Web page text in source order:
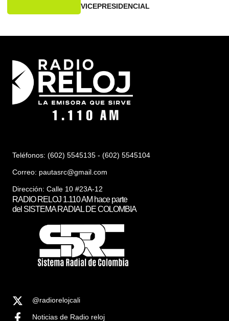
VICEPRESIDENCIAL
Teléfonos: (602) 5545135 - (602) 5545104
Correo: pautasrc@gmail.com
Dirección: Calle 10 #23A-12
RADIO RELOJ 1.110 AM hace parte
del SISTEMA RADIAL DE COLOMBIA
@radiorelojcali
Noticias de Radio reloj